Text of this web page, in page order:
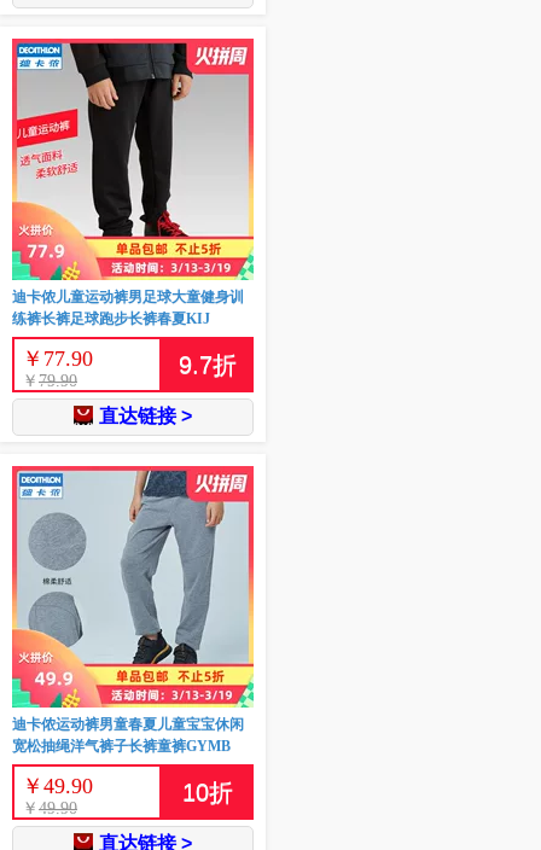
迪卡侬儿童运动裤男足球大童健身训
练裤长裤足球跑步长裤春夏KIJ
￥ 77.90
￥ 79.90
9.7折
直达链接 >
迪卡侬运动裤男童春夏儿童宝宝休闲
宽松抽绳洋气裤子长裤童裤GYMB
￥ 49.90
￥ 49.90
10折
直达链接 >